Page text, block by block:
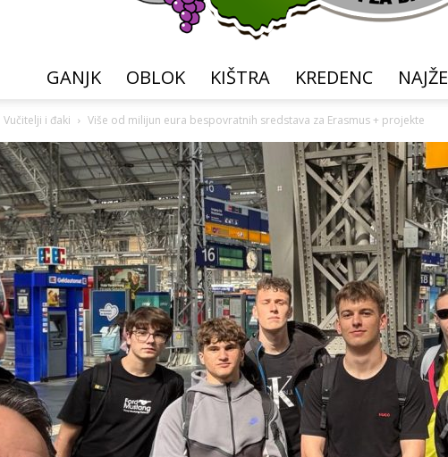
Zagorje
malo
GANJK OBLOK KIŠTRA KREDENC NAJŽE
Vučitelji i đaki Više od milijun eura bespovratnih sredstava za Erasmus + projekte